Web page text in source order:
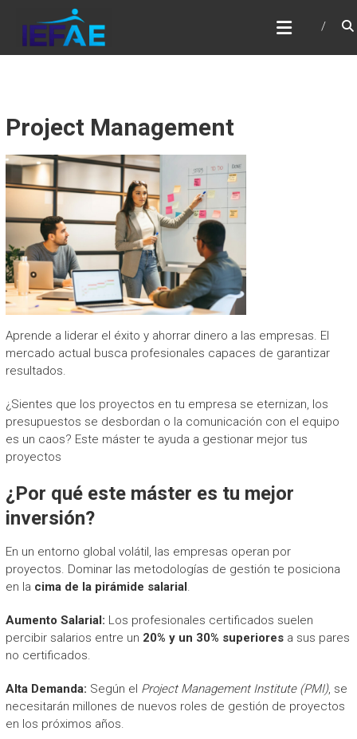
contenido
Project Management
Aprende a liderar el éxito y ahorrar dinero a las empresas. El
mercado actual busca profesionales capaces de garantizar
resultados.
¿Sientes que los proyectos en tu empresa se eternizan, los
presupuestos se desbordan o la comunicación con el equipo
es un caos? Este máster te ayuda a gestionar mejor tus
proyectos
¿Por qué este máster es tu mejor
inversión?
En un entorno global volátil, las empresas operan por
proyectos. Dominar las metodologías de gestión te posiciona
en la cima de la pirámide salarial .
Aumento Salarial: Los profesionales certificados suelen
percibir salarios entre un 20% y un 30% superioresa sus pares
no certificados.
Alta Demanda: Según el Project Management Institute (PMI), se
necesitarán millones de nuevos roles de gestión de proyectos
en los próximos años.